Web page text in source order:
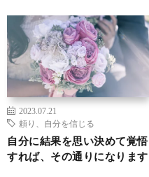
2023.07.21
頼り、自分を信じる
自分に結果を思い決めて覚悟
すれば、その通りになります